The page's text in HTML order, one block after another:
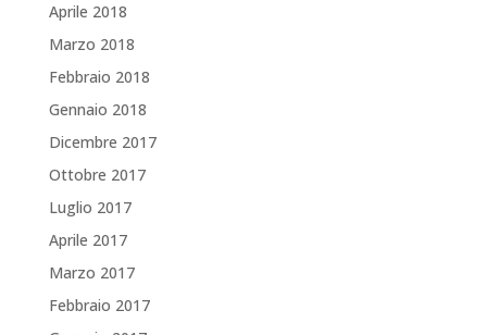
Aprile 2018
Marzo 2018
Febbraio 2018
Gennaio 2018
Dicembre 2017
Ottobre 2017
Luglio 2017
Aprile 2017
Marzo 2017
Febbraio 2017